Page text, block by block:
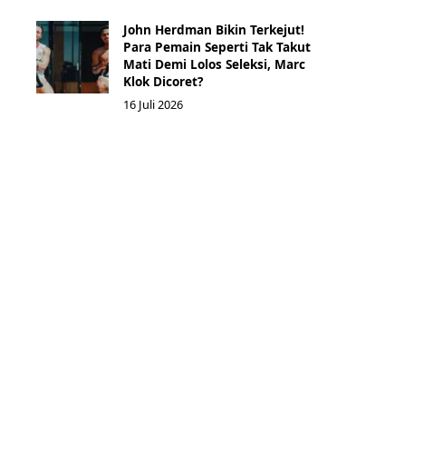
John Herdman Bikin Terkejut!
Para Pemain Seperti Tak Takut
Mati Demi Lolos Seleksi, Marc
Klok Dicoret?
16 Juli 2026